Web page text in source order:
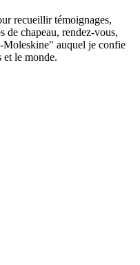
recueillir témoignages,
de chapeau, rendez-vous,
auquel je confie
et le monde.